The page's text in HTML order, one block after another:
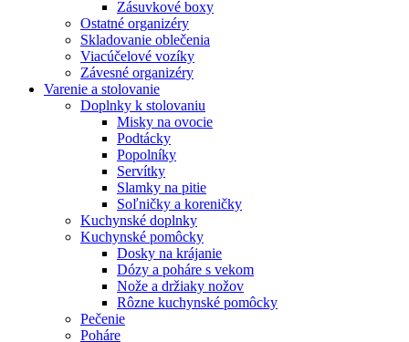
Zásuvkové boxy
Ostatné organizéry
Skladovanie oblečenia
Viacúčelové vozíky
Závesné organizéry
Varenie a stolovanie
Doplnky k stolovaniu
Misky na ovocie
Podtácky
Popolníky
Servítky
Slamky na pitie
Soľničky a koreničky
Kuchynské doplnky
Kuchynské pomôcky
Dosky na krájanie
Dózy a poháre s vekom
Nože a držiaky nožov
Rôzne kuchynské pomôcky
Pečenie
Poháre